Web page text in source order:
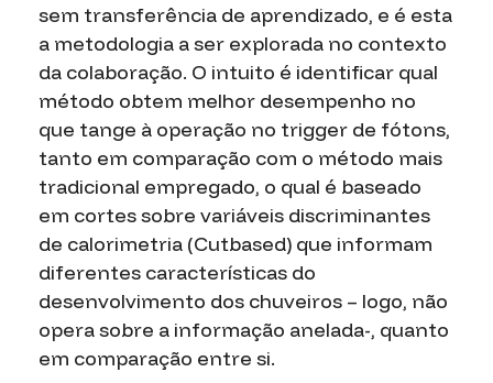
sem transferência de aprendizado, e é esta
a metodologia a ser explorada no contexto
da colaboração. O intuito é identificar qual
método obtem melhor desempenho no
que tange à operação no trigger de fótons,
tanto em comparação com o método mais
tradicional empregado, o qual é baseado
em cortes sobre variáveis discriminantes
de calorimetria (Cutbased) que informam
diferentes características do
desenvolvimento dos chuveiros – logo, não
opera sobre a informação anelada-, quanto
em comparação entre si.